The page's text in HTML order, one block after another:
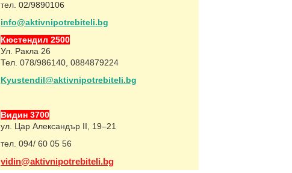
тел. 02/9890106
info@aktivnipotrebiteli.bg
Кюстендил 2500
Ул. Ракла 26
Тел. 078/986140, 0884879224
Kyustendil@aktivnipotrebiteli.bg
Видин 3700
ул. Цар Александър ІІ, 19–21
тел. 094/ 60 05 56
vidin@aktivnipotrebiteli.bg